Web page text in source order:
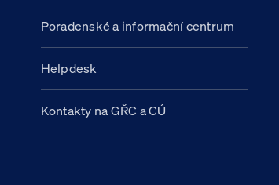
Poradenské a informační centrum
Helpdesk
Kontakty na GŘC a CÚ